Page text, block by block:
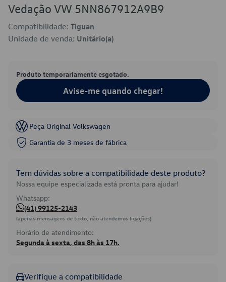
Vedação VW 5NN867912A9B9
Compatibilidade: Tiguan
Unidade de venda: Unitário(a)
Produto temporariamente esgotado.
Avise-me quando chegar!
Peça Original Volkswagen
Garantia de 3 meses de fábrica
Tem dúvidas sobre a compatibilidade deste produto?
Nossa equipe especializada está pronta para ajudar!
Whatsapp:
(41) 99125-2143
(apenas mensagens de texto, não atendemos ligações)
Horário de atendimento:
Segunda à sexta, das 8h às 17h.
Verifique a compatibilidade